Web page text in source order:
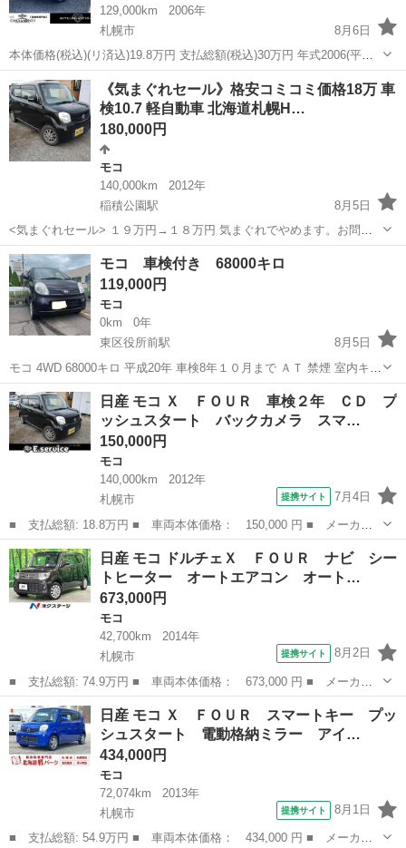
129,000km
2006年
札幌市
8月6日
本体価格(税込)(リ済込)19.8万円 支払総額(税込)30万円 年式2006(平成
18)年 走行距離12.9万km 車検車検整備付 修復歴なし 車体色ブラック
Ｍ スマートキー...
北海道 札幌市 モコ エンジン
《気まぐれセール》格安コミコミ価格18万 車
検10.7 軽自動車 北海道札幌H…
180,000円
モコ
140,000km
2012年
稲積公園駅
8月5日
<気まぐれセール> １９万円→１８万円 気まぐれでやめます。お問い
合わせいただいた時点での表示価格でお取引させていただきます。 車
名：日産 車種：モコ 駆動：４ＷＤ 色：ブルーイッシュブラックパー
ル ＺＪ３...
北海道 札幌市 稲積公園駅 預かり金
モコ 車検付き 68000キロ
119,000円
モコ
0km
0年
東区役所前駅
8月5日
モコ 4WD 68000キロ 平成20年 車検8年１０月まで ＡＴ 禁煙 室内キレ
イ 下回り錆わずか。 現在乗ってます。不具合ありません。 距離が多
少変わります。現状確認して下さい。 名義変更12000円別途必要
北海道 札幌市 東区役所前駅
日産 モコ Ｘ ＦＯＵＲ 車検２年 ＣＤ プ
ッシュスタート バックカメラ スマ…
150,000円
モコ
140,000km
2012年
札幌市
提携サイト 7月4日
■ 支払総額: 18.8万円 ■ 車両本体価格： 150,000 円 ■ メーカー
名： 日産 ■ 車種名： モコ ■ グレード名： Ｘ ＦＯＵＲ 車
検２年 ＣＤ プッシュスタート バックカメラ スマートキー キ
ーレス ベン...
北海道 札幌市 モコ
日産 モコ ドルチェＸ ＦＯＵＲ ナビ シー
トヒーター オートエアコン オート…
673,000円
モコ
42,700km
2014年
札幌市
提携サイト 8月2日
■ 支払総額: 74.9万円 ■ 車両本体価格： 673,000 円 ■ メーカー
名： 日産 ■ 車種名： モコ ■ グレード名： ドルチェＸ ＦＯ
ＵＲ ナビ シートヒーター オートエアコン オートライト ＨＩ
Ｄヘッドライ...
北海道 札幌市 モコ
日産 モコ Ｘ ＦＯＵＲ スマートキー プッ
シュスタート 電動格納ミラー アイ…
434,000円
モコ
72,074km
2013年
札幌市
提携サイト 8月1日
■ 支払総額: 54.9万円 ■ 車両本体価格： 434,000 円 ■ メーカー